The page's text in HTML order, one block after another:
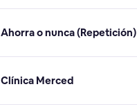
Ahorra o nunca (Repetición)
Clínica Merced